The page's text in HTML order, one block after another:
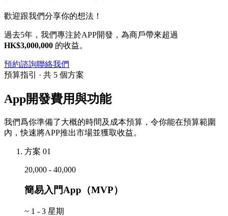
歡迎跟我們分享你的想法！
過去5年，我們專注於APP開發，為商戶帶來超過
HK$3,000,000 的收益。
預約諮詢聯絡我們
預算指引 · 共 5 個方案
App開發費用與功能
我們爲你準備了大概的時間及成本預算，令你能在預算範圍
內，快速將APP推出市場並獲取收益。
方案 01
20,000 - 40,000
簡易入門App（MVP）
~ 1 - 3 星期